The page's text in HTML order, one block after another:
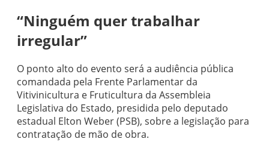
“Ninguém quer trabalhar
irregular”
O ponto alto do evento será a audiência pública
comandada pela Frente Parlamentar da
Vitivinicultura e Fruticultura da Assembleia
Legislativa do Estado, presidida pelo deputado
estadual Elton Weber (PSB), sobre a legislação para
contratação de mão de obra.